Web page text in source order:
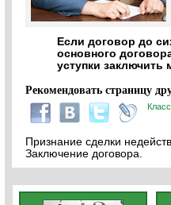
Если договор до
основного
уступки заключить
Рекомендовать страницу
Признание сделки
Заключение договора.